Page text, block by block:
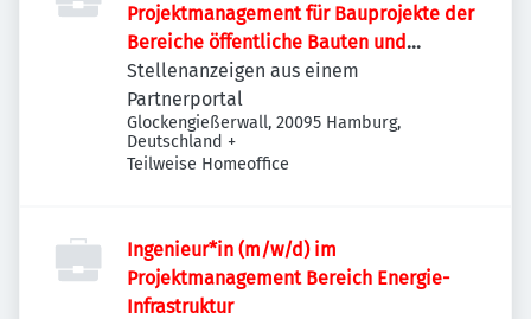
Projektmanagement für Bauprojekte der
Bereiche öffentliche Bauten und
Industriebauten / Infrastruktur
Stellenanzeigen aus einem
Partnerportal
Glockengießerwall, 20095 Hamburg,
Deutschland +
Teilweise Homeoffice
Ingenieur*in (m/w/d) im
Projektmanagement Bereich Energie-
Infrastruktur